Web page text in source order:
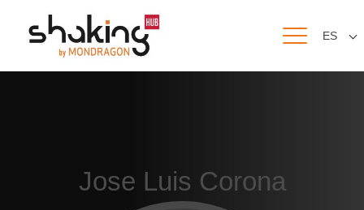
ES
Jose Luis Corona